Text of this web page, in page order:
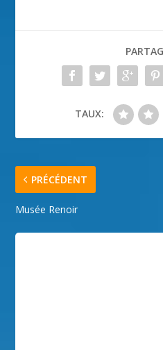
TAUX:
PRÉCÉDENT
Musée Renoir